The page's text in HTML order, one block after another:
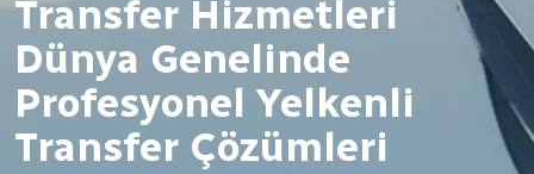
Transfer Hizmetleri
Dünya Genelinde
Profesyonel Yelkenli
Transfer Çözümleri